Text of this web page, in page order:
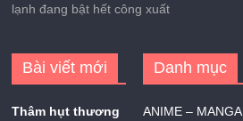
lạnh đang bật hết công xuất
Bài viết mới
Thâm hụt thương
Danh mục
ANIME – MANGA